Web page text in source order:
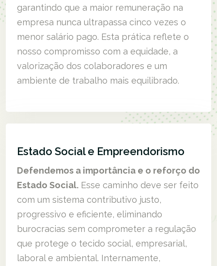
garantindo que a maior remuneração na
empresa nunca ultrapassa cinco vezes o
menor salário pago. Esta prática reflete o
nosso compromisso com a equidade, a
valorização dos colaboradores e um
ambiente de trabalho mais equilibrado.
Estado Social e Empreendorismo
Defendemos a importância e o reforço do
Estado Social. Esse caminho deve ser feito
com um sistema contributivo justo,
progressivo e eficiente, eliminando
burocracias sem comprometer a regulação
que protege o tecido social, empresarial,
laboral e ambiental. Internamente,